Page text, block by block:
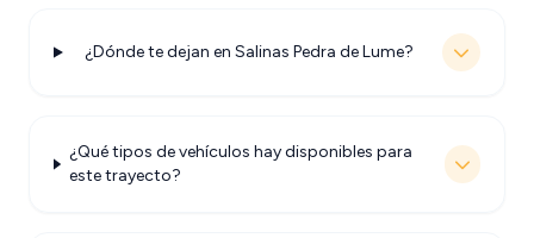
¿Dónde te dejan en Salinas Pedra de Lume?
¿Qué tipos de vehículos hay disponibles para
este trayecto?